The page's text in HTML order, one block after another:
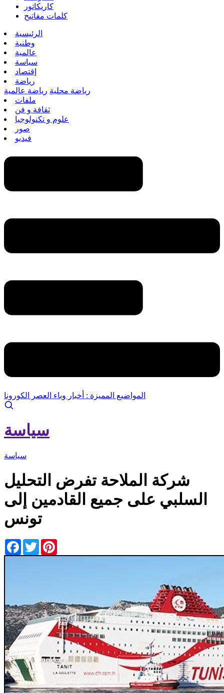
كاريكاتور
كلمات مفاتيح
الرئيسية
وطنية
عالمية
سياسة
إقتصاد
رياضة
رياضة محلية رياضة عالمية
ملفات
ثقافة و فن
علوم و تكنولوجيا
صور
فيديو
المواضيع المميزة : أخبار وباء العصر الكورونا
سياسة
سياسة
شركة الملاحة تفرض التحليل
السلبي على جميع القادمين إلى
تونس
Facebook
Twitter